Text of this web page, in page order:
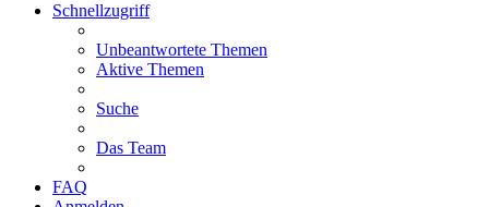
Schnellzugriff
Unbeantwortete Themen
Aktive Themen
Suche
Das Team
FAQ